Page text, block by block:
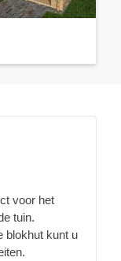
voor het
tuin.
blokhut kunt u